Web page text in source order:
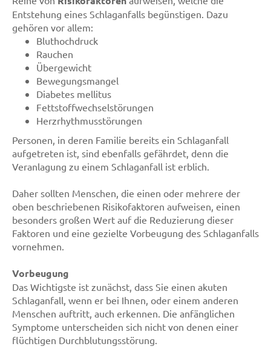
Entstehung eines Schlaganfalls begünstigen. Dazu
gehören vor allem:
Bluthochdruck
Rauchen
Übergewicht
Bewegungsmangel
Diabetes mellitus
Fettstoffwechselstörungen
Herzrhythmusstörungen
Personen, in deren Familie bereits ein Schlaganfall
aufgetreten ist, sind ebenfalls gefährdet, denn die
Veranlagung zu einem Schlaganfall ist erblich.
Daher sollten Menschen, die einen oder mehrere der
oben beschriebenen Risikofaktoren aufweisen, einen
besonders großen Wert auf die Reduzierung dieser
Faktoren und eine gezielte Vorbeugung des Schlaganfalls
vornehmen.
Vorbeugung
Das Wichtigste ist zunächst, dass Sie einen akuten
Schlaganfall, wenn er bei Ihnen, oder einem anderen
Menschen auftritt, auch erkennen. Die anfänglichen
Symptome unterscheiden sich nicht von denen einer
flüchtigen Durchblutungsstörung.